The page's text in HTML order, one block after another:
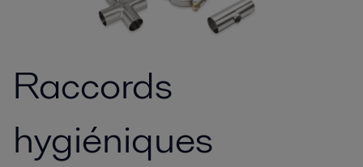
Raccords
hygiéniques